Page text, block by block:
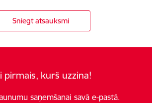
Sniegt atsauksmi
pirmais, kurš uzzina!
saņemšanai savā e-pastā.